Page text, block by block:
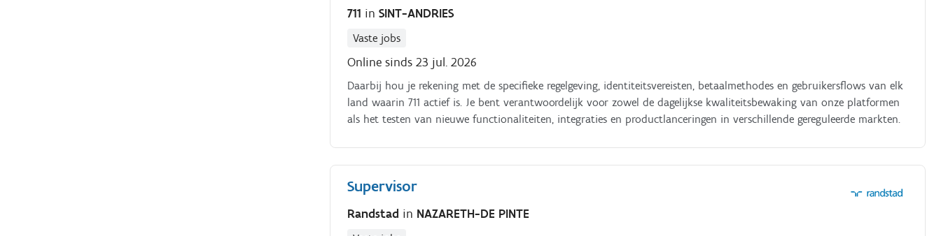
711 inSINT-ANDRIES
Vaste jobs
Online sinds 23 jul. 2026
Daarbij hou je rekening met de specifieke regelgeving, identiteitsvereisten, betaalmethodes en gebruikersflows van elk
land waarin 711 actief is. Je bent verantwoordelijk voor zowel de dagelijkse kwaliteitsbewaking van onze platformen
als het testen van nieuwe functionaliteiten, integraties en productlanceringen in verschillende gereguleerde markten.
Supervisor
Randstad in NAZARETH-DE PINTE